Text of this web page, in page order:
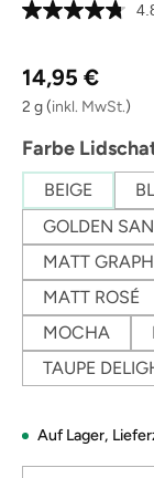
Regulärer Preis:
14,95 €
2 g(inkl. MwSt.)
Farbe
BEIGE
GOLDEN
MATT
MATT ROSÉ
MOCHA
TAUPE
Auf Lager,